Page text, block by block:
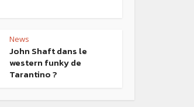
News
John Shaft dans le
western funky de
Tarantino ?